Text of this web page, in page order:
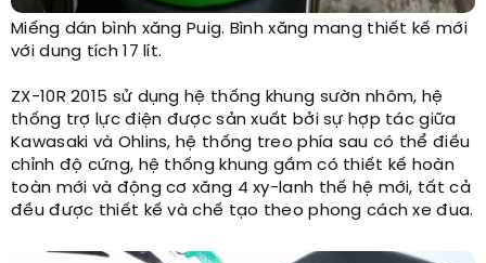
Miếng dán bình xăng Puig. Bình xăng mang thiết kế mới
với dung tích 17 lít.​
ZX-10R 2015 sử dụng hệ thống khung sườn nhôm, hệ
thống trợ lực điện được sản xuất bởi sự hợp tác giữa
Kawasaki và Ohlins, hệ thống treo phía sau có thể điều
chỉnh độ cứng, hệ thống khung gầm có thiết kế hoàn
toàn mới và động cơ xăng 4 xy-lanh thế hệ mới, tất cả
đều được thiết kế và chế tạo theo phong cách xe đua.